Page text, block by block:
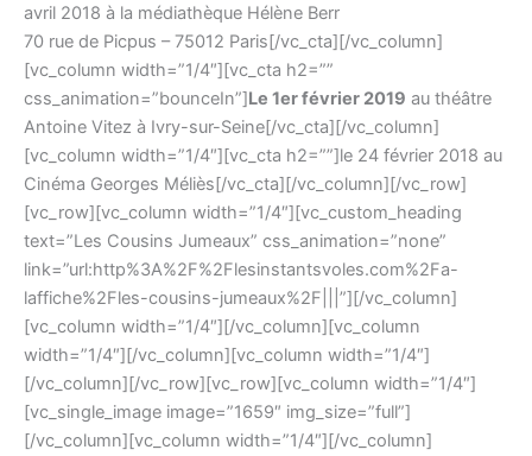
avril 2018 à la médiathèque Hélène Berr
70 rue de Picpus – 75012 Paris[/vc_cta][/vc_column]
[vc_column width=”1/4″][vc_cta h2=””
css_animation=”bounceIn”]Le 1er février 2019 au théâtre
Antoine Vitez à Ivry-sur-Seine[/vc_cta][/vc_column]
[vc_column width=”1/4″][vc_cta h2=””]le 24 février 2018 au
Cinéma Georges Méliès[/vc_cta][/vc_column][/vc_row]
[vc_row][vc_column width=”1/4″][vc_custom_heading
text=”Les Cousins Jumeaux” css_animation=”none”
link=”url:http%3A%2F%2Flesinstantsvoles.com%2Fa-
laffiche%2Fles-cousins-jumeaux%2F|||”][/vc_column]
[vc_column width=”1/4″][/vc_column][vc_column
width=”1/4″][/vc_column][vc_column width=”1/4″]
[/vc_column][/vc_row][vc_row][vc_column width=”1/4″]
[vc_single_image image=”1659″ img_size=”full”]
[/vc_column][vc_column width=”1/4″][/vc_column]